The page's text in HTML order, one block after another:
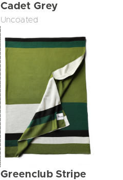
Cadet Grey
Uncoated
Greenclub Stripe